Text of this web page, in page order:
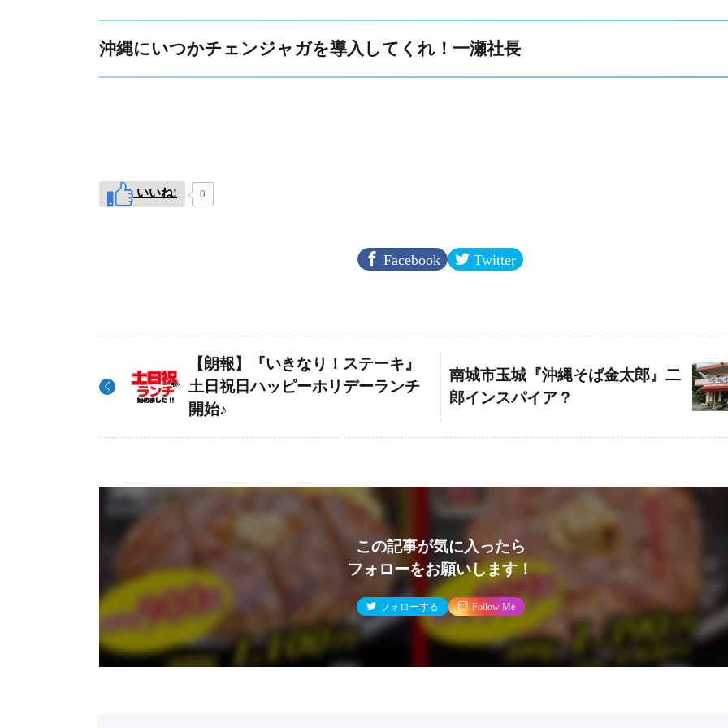
沖縄にいつかチェンジャガを導入してくれ！一瀬社長
いいね! 0
Facebook Twitter
【朗報】『いきなり！ステーキ』
土日祝日ハッピーホリデーランチ
開始♪
南城市玉城『沖縄そば金太郎』二
郎インスパイア？
この記事が気に入ったら
フォローをお願いします！
フォローする Follow Me